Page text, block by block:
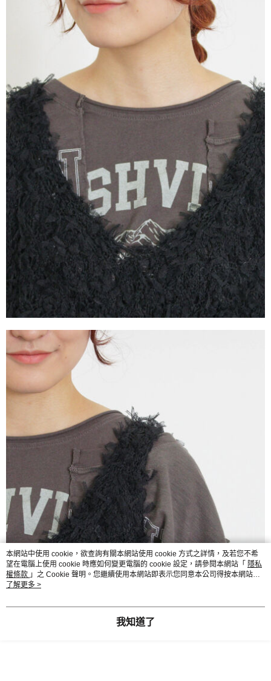
本網站中使用 cookie，欲查詢有關本網站使用 cookie 方式之詳情，及若您不希
望在電腦上使用 cookie 時應如何變更電腦的 cookie 設定，請參閱本網站「 隱私
權條款 」之 Cookie 聲明。您繼續使用本網站即表示您同意本公司得按本網站使
用條款之 Cookie 聲明使用 cookie。
了解更多 >
我知道了